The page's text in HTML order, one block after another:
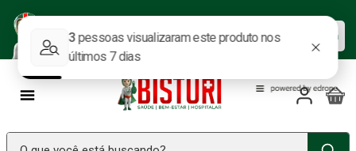
ofertas.
Baixar agora
O que você está buscando?